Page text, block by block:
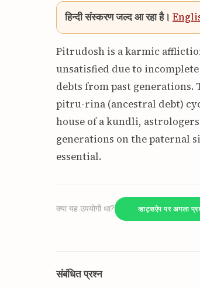
हिन्दी संस्करण जल्द आ रहा है।
Pitrudosh is a karmic
unsatisfied due to
debts from past generations.
pitru-rina (ancestral debt)
house of a kundli,
generations on the paternal
essential.
क्या यह उपयोगी था? व्हाट्सऐप पर अगला
संबंधित प्रश्न